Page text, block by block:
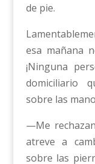
de pie.
esa mañana
¡Ninguna
domiciliario
sobre las
—Me
atreve a
sobre las